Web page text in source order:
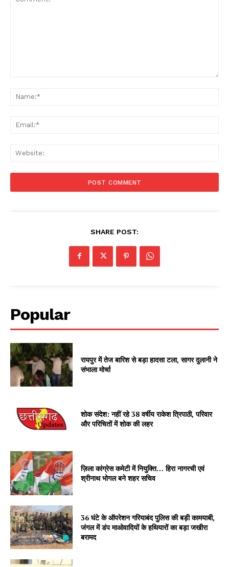
SHARE POST:
Popular
रायपुर में तेज बारिश से बड़ा हादसा टला, सागर दुलानी ने
संभाला मोर्चा
शोक संदेश: नहीं रहे 38 वर्षीय राकेश त्रिपाठी, परिवार
और परिचितों में शोक की लहर
ज़िला कांग्रेस कमेटी में नियुक्ति… हिरा नागरची एवं
श्रीनाथ भोगल बने शहर सचिव
36 घंटे के ऑपरेशन गरियाबंद पुलिस की बड़ी कामयाबी,
जंगल में डंप माओवादियों के हथियारों का बड़ा जखीरा
बरामद